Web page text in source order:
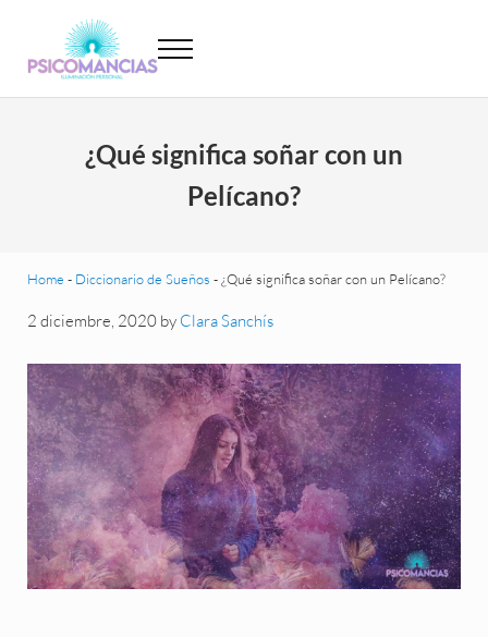
Psicomancias
Menu
¿Qué significa soñar con un
Pelícano?
Home - Diccionario de Sueños -¿Qué significa soñar con un Pelícano?
2 diciembre, 2020 by Clara Sanchís